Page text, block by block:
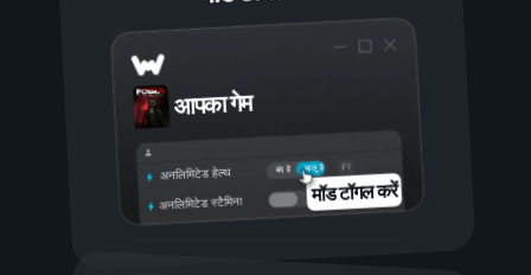
आपका गेम
चालू है
बंद है
अनलिमिटेड हेल्थ
अनलिमिटेड स्टैमिना मॉड टॉगल करें